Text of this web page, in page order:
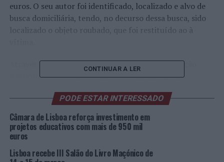
euros. O seu autor foi identificado, localizado e alvo de
busca domiciliária, tendo, no decurso dessa busca, sido
localizado o objeto roubado, que foi restituído ao à
Através do cumprimento de Mandados de Detenção
propostos pelos investigadores e emitidos pela
suspeito a 1º Interrogatório Judicial de Arguido Detido.
O suspeito, já com um amplo histórico em crimes
violentos contra a propriedade, recentemente libertado
presente à Autoridade Judiciária competente para
CONTINUAR A LER
PODE ESTAR INTERESSADO
Câmara de Lisboa reforça investimento em
projetos educativos com mais de 950 mil
euros
Lisboa recebe III Salão do Livro Maçónico de